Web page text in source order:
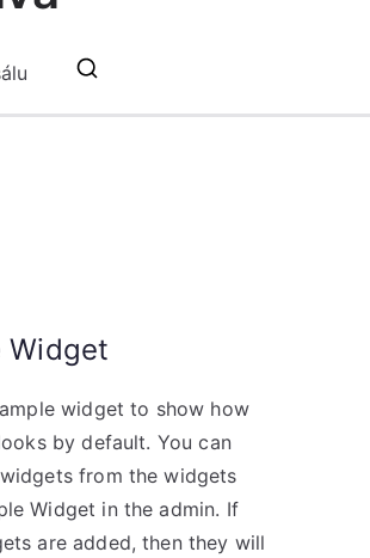
Widget
widget to show how
by default. You can
from the widgets
Widget in the admin. If
are added, then they will